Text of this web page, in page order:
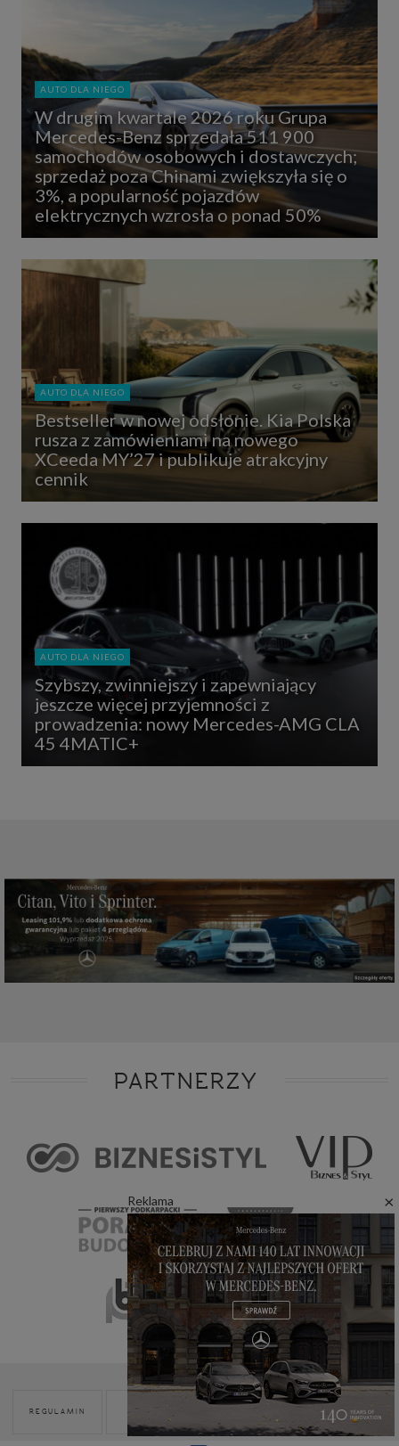
Reklama ×
AUTO DLA NIEGO
W drugim kwartale 2026 roku Grupa
Mercedes-Benz sprzedała 511 900
samochodów osobowych i dostawczych;
sprzedaż poza Chinami zwiększyła się o
3%, a popularność pojazdów
elektrycznych wzrosła o ponad 50%
AUTO DLA NIEGO
Bestseller w nowej odsłonie. Kia Polska
rusza z zamówieniami na nowego
XCeeda MY’27 i publikuje atrakcyjny
cennik
AUTO DLA NIEGO
Szybszy, zwinniejszy i zapewniający
jeszcze więcej przyjemności z
prowadzenia: nowy Mercedes-AMG CLA
45 4MATIC+
PARTNERZY
REGULAMIN
POLITYKA
COOKIES
KONTAKT